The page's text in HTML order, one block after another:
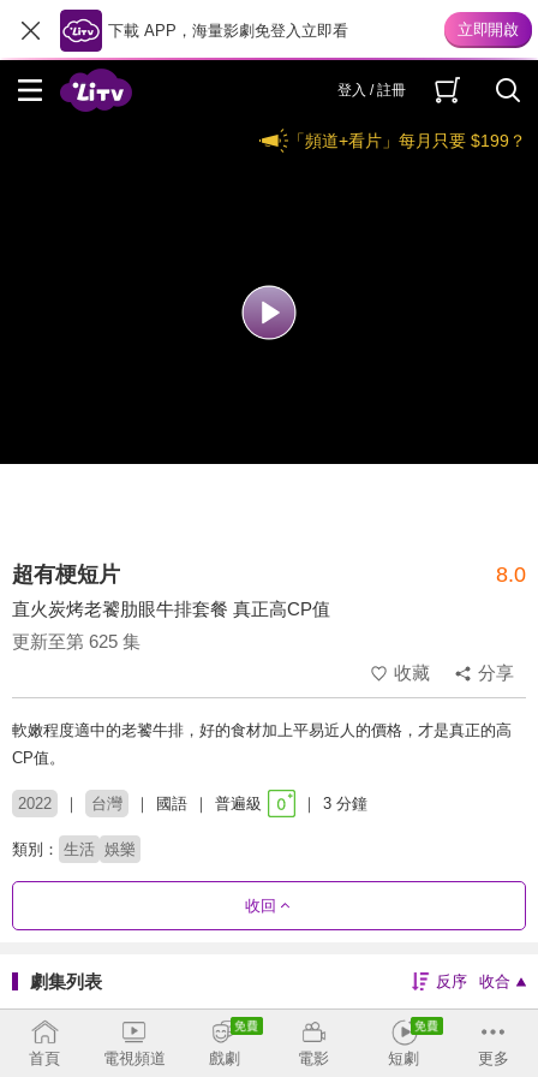
下載 APP，海量影劇免登入立即看
登入 / 註冊
「頻道+看片」每月只要 $199？
超有梗短片 8.0
直火炭烤老饕肋眼牛排套餐 真正高CP值
更新至第 625 集
收藏
分享
軟嫩程度適中的老饕牛排，好的食材加上平易近人的價格，才是真正的高
CP值。
2022 台灣 國語 普遍級 3 分鐘
類別： 生活 娛樂
收回
劇集列表 反序 收合
604 - 625 565 - 603 519 - 564 469 - 517
410 - 468 367 - 409 319 - 366 273 - 318
首頁 電視頻道 戲劇 電影 短劇 更多